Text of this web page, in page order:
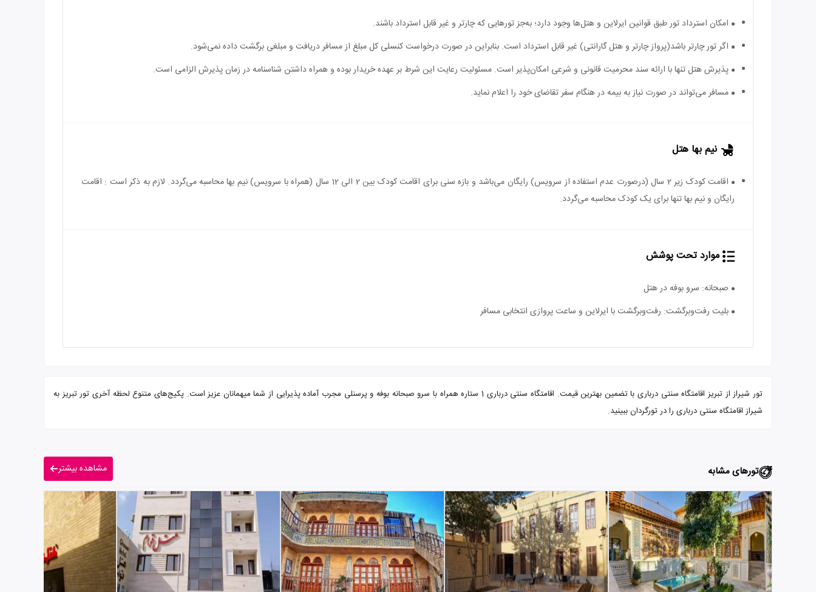
امکان استرداد تور طبق قوانین ایرلاین و هتل‌ها وجود دارد؛ به‌جز تورهایی که چارتر و غیر قابل استرداد باشند.
اگر تور چارتر باشد(پرواز چارتر و هتل گارانتی) غیر قابل استرداد است. بنابراین در صورت درخواست کنسلی کل مبلغ از مسافر دریافت و مبلغی برگشت داده نمی‌شود.
پذیرش هتل تنها با ارائه سند محرمیت قانونی و شرعی امکان‌پذیر است. مسئولیت رعایت این شرط بر عهده خریدار بوده و همراه داشتن شناسنامه در زمان پذیرش الزامی است.
مسافر می‌تواند در صورت نیاز به بیمه در هنگام سفر تقاضای خود را اعلام نماید.
نیم بها هتل
اقامت کودک زیر 2 سال (درصورت عدم استفاده از سرویس) رایگان می‌باشد و بازه سنی برای اقامت کودک بین 2 الی 12 سال (همراه با سرویس) نیم بها محاسبه می‌گردد. لازم به ذکر است : اقامت
رایگان و نیم بها تنها برای یک کودک محاسبه می‌گردد.
موارد تحت پوشش
صبحانه: سرو بوفه در هتل
بلیت رفت‌و‌برگشت: رفت‌و‌برگشت با ایرلاین و ساعت پروازی انتخابی مسافر
تور شیراز از تبریز اقامتگاه سنتی درباری با تضمین بهترین قیمت. اقامتگاه سنتی درباری 1 ستاره همراه با سرو صبحانه بوفه و پرسنلی مجرب آماده پذیرایی از شما میهمانان عزیز است. پکیج‌های متنوع لحظه آخری تور تبریز به
شیراز اقامتگاه سنتی درباری را در تورگردان ببینید.
تورهای مشابه مشاهده بیشتر